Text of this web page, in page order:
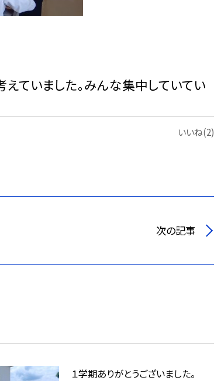
えていました。みんな集中していてい
いいね(2)
次の記事
１学期ありがとうございました。